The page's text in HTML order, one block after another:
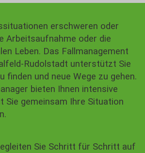
erschweren oder
Arbeitsaufnahme oder die
Leben. Das Fallmanagement
Rudolstadt unterstützt Sie
finden und neue Wege zu gehen.
bieten Ihnen intensive
Sie gemeinsam Ihre Situation
Sie Schritt für Schritt auf